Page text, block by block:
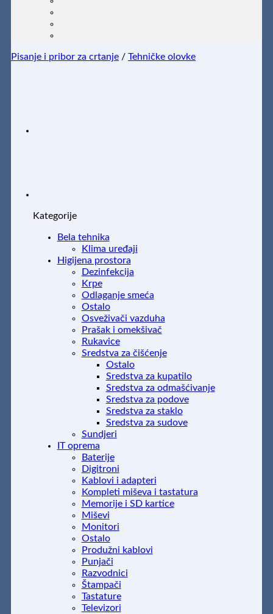
Pisanje i pribor za crtanje / Tehničke olovke
Kategorije
Bela tehnika
Klima uređaji
Higijena prostora
Dezinfekcija
Krpe
Odlaganje smeća
Ostalo
Osveživači vazduha
Prašak i omekšivač
Rukavice
Sredstva za čišćenje
Ostalo
Sredstva za kupatilo
Sredstva za odmašćivanje
Sredstva za podove
Sredstva za staklo
Sredstva za sudove
Sundjeri
IT oprema
Baterije
Digitroni
Kablovi i adapteri
Kompleti miševa i tastatura
Memorije i SD kartice
Miševi
Monitori
Ostalo
Produžni kablovi
Punjači
Razvodnici
Štampači
Tastature
Televizori